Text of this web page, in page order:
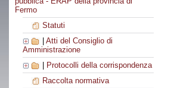
Fermo
Statuti
Atti del Consiglio di
Amministrazione
Protocolli della corrispondenza
Raccolta normativa